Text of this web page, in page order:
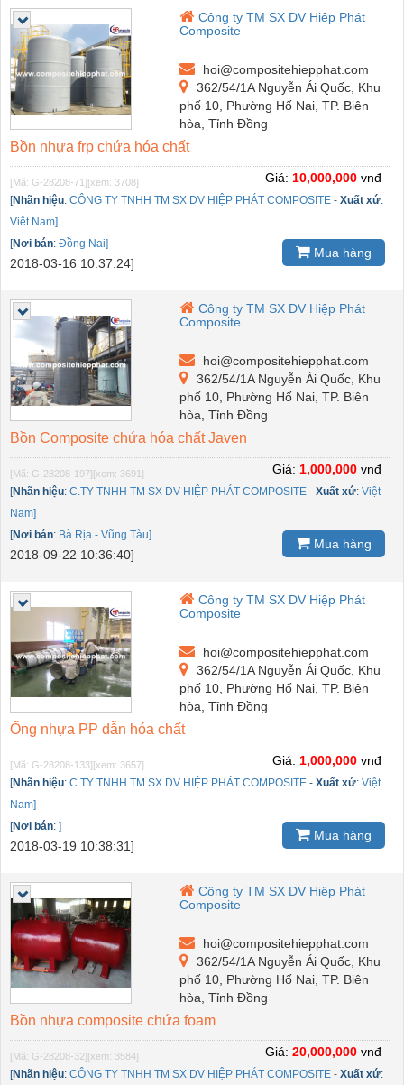
Công ty TM SX DV Hiệp Phát
Composite
hoi@compositehiepphat.com
362/54/1A Nguyễn Ái Quốc, Khu
phố 10, Phường Hố Nai, TP. Biên
hòa, Tỉnh Đồng
Bồn nhựa frp chứa hóa chất
[Mã: G-28208-71] [xem: 3708]
[Nhãn hiệu: CÔNG TY TNHH TM SX DV HIỆP PHÁT COMPOSITE - Xuất xứ:
Việt Nam]
[Nơi bán: Đồng Nai]
2018-03-16 10:37:24]
Giá: 10,000,000 vnđ
Mua hàng
Công ty TM SX DV Hiệp Phát
Composite
hoi@compositehiepphat.com
362/54/1A Nguyễn Ái Quốc, Khu
phố 10, Phường Hố Nai, TP. Biên
hòa, Tỉnh Đồng
Bồn Composite chứa hóa chất Javen
[Mã: G-28208-197] [xem: 3691]
[Nhãn hiệu: C.TY TNHH TM SX DV HIỆP PHÁT COMPOSITE - Xuất xứ: Việt
Nam]
[Nơi bán: Bà Rịa - Vũng Tàu]
2018-09-22 10:36:40]
Giá: 1,000,000 vnđ
Mua hàng
Công ty TM SX DV Hiệp Phát
Composite
hoi@compositehiepphat.com
362/54/1A Nguyễn Ái Quốc, Khu
phố 10, Phường Hố Nai, TP. Biên
hòa, Tỉnh Đồng
Ống nhựa PP dẫn hóa chất
[Mã: G-28208-133] [xem: 3657]
[Nhãn hiệu: C.TY TNHH TM SX DV HIỆP PHÁT COMPOSITE - Xuất xứ: Việt
Nam]
[Nơi bán: ]
2018-03-19 10:38:31]
Giá: 1,000,000 vnđ
Mua hàng
Công ty TM SX DV Hiệp Phát
Composite
hoi@compositehiepphat.com
362/54/1A Nguyễn Ái Quốc, Khu
phố 10, Phường Hố Nai, TP. Biên
hòa, Tỉnh Đồng
Bồn nhựa composite chứa foam
[Mã: G-28208-32] [xem: 3584]
[Nhãn hiệu: CÔNG TY TNHH TM SX DV HIỆP PHÁT COMPOSITE - Xuất xứ:
Giá: 20,000,000 vnđ